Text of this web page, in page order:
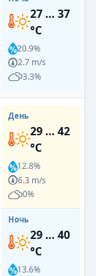
27 … 37
°C
20.9%
2.7 m/s
3.3%
День
29 … 42
°C
12.8%
6.3 m/s
0%
Ночь
29 … 40
°C
13.6%